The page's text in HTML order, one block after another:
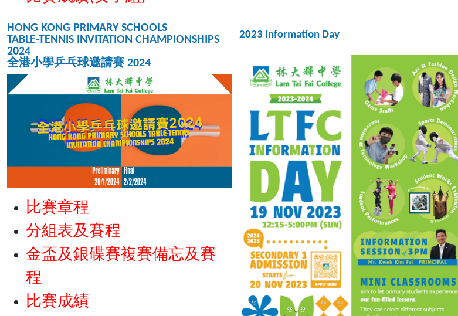
HONG KONG PRIMARY SCHOOLS
TABLE-TENNIS INVITATION CHAMPIONSHIPS
2024
全港小學乒乓球邀請賽 2024
比賽章程
分組表及賽程
金盃及銀碟賽複賽備忘及賽
程
比賽成績
2023 Information Day